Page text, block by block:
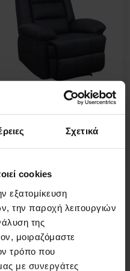
Σχετικά
cookies
εξατομίκευση
την παροχή λειτουργιών
της
μοιραζόμαστε
τρόπο που
με συνεργάτες
VIVIAN RELAX ΠΟΛΥΘΡΟΝΑ
ΜΑΥΡΟ PU 90Χ93Χ100εκ.